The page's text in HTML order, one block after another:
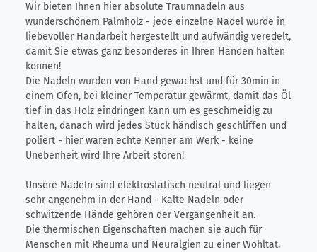
Wir bieten Ihnen hier absolute Traumnadeln aus
wunderschönem Palmholz - jede einzelne Nadel wurde in
liebevoller Handarbeit hergestellt und aufwändig veredelt,
damit Sie etwas ganz besonderes in Ihren Händen halten
können!
Die Nadeln wurden von Hand gewachst und für 30min in
einem Ofen, bei kleiner Temperatur gewärmt, damit das Öl
tief in das Holz eindringen kann um es geschmeidig zu
halten, danach wird jedes Stück händisch geschliffen und
poliert - hier waren echte Kenner am Werk - keine
Unebenheit wird Ihre Arbeit stören!
Unsere Nadeln sind elektrostatisch neutral und liegen
sehr angenehm in der Hand - Kalte Nadeln oder
schwitzende Hände gehören der Vergangenheit an.
Die thermischen Eigenschaften machen sie auch für
Menschen mit Rheuma und Neuralgien zu einer Wohltat.